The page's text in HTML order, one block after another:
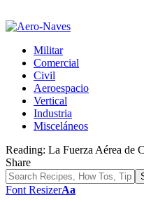
Militar
Comercial
Civil
Aeroespacio
Vertical
Industria
Misceláneos
Reading: La Fuerza Aérea de
Share
Font ResizerAa